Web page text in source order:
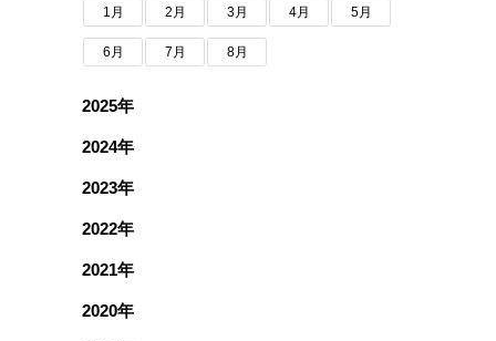
1月 2月 3月 4月 5月
6月 7月 8月
2025年
2024年
2023年
2022年
2021年
2020年